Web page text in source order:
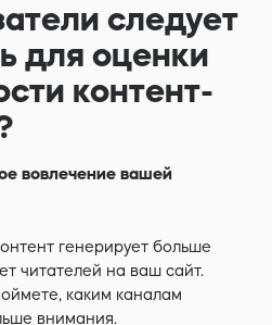
следует
для оценки
контент-
вовлечение вашей
генерирует больше
читателей на ваш сайт.
каким каналам
внимания.